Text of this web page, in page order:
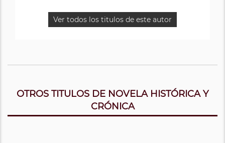
Ver todos los titulos de este autor
OTROS TITULOS DE NOVELA HISTÓRICA Y
CRÓNICA